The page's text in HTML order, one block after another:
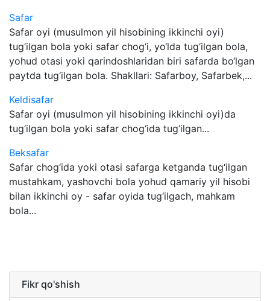
Safar
Safar oyi (musulmon yil hisobining ikkinchi oyi)
tug‘ilgan bola yoki safar chog‘i, yo‘lda tug‘ilgan bola,
yohud otasi yoki qarindoshlaridan biri safarda bo‘lgan
paytda tug‘ilgan bola. Shakllari: Safarboy, Safarbek,...
Keldisafar
Safar oyi (musulmon yil hisobining ikkinchi oyi)da
tug‘ilgan bola yoki safar chog‘ida tug‘ilgan...
Beksafar
Safar chog‘ida yoki otasi safarga ketganda tug‘ilgan
mustahkam, yashovchi bola yohud qamariy yil hisobi
bilan ikkinchi oy - safar oyida tug‘ilgach, mahkam
bola...
Fikr qo'shish